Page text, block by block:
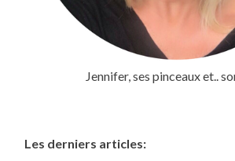
Jennifer, ses pinceaux et..
Les derniers articles: